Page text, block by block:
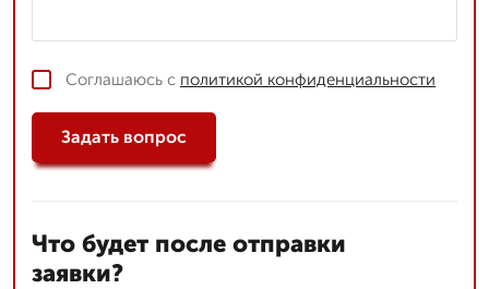
Соглашаюсь с политикой конфиденциальности
Задать вопрос
Что будет после отправки
заявки?